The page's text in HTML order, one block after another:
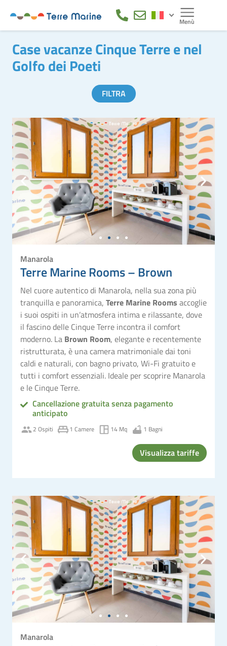
Case vacanze Cinque Terre e nel
Golfo dei Poeti
FILTRA
Manarola
Terre Marine Rooms – Brown
Nel cuore autentico di Manarola, nella sua zona più
tranquilla e panoramica, Terre Marine Rooms accoglie
i suoi ospiti in un’atmosfera intima e rilassante, dove
il fascino delle Cinque Terre incontra il comfort
moderno. La Brown Room, elegante e recentemente
ristrutturata, è una camera matrimoniale dai toni
caldi e naturali, con bagno privato, Wi-Fi gratuito e
tutti i comfort essenziali. Ideale per scoprire Manarola
e le Cinque Terre.
Cancellazione gratuita senza pagamento
anticipato
2 Ospiti 1 Camere 14 Mq 1 Bagni
Visualizza tariffe
Manarola